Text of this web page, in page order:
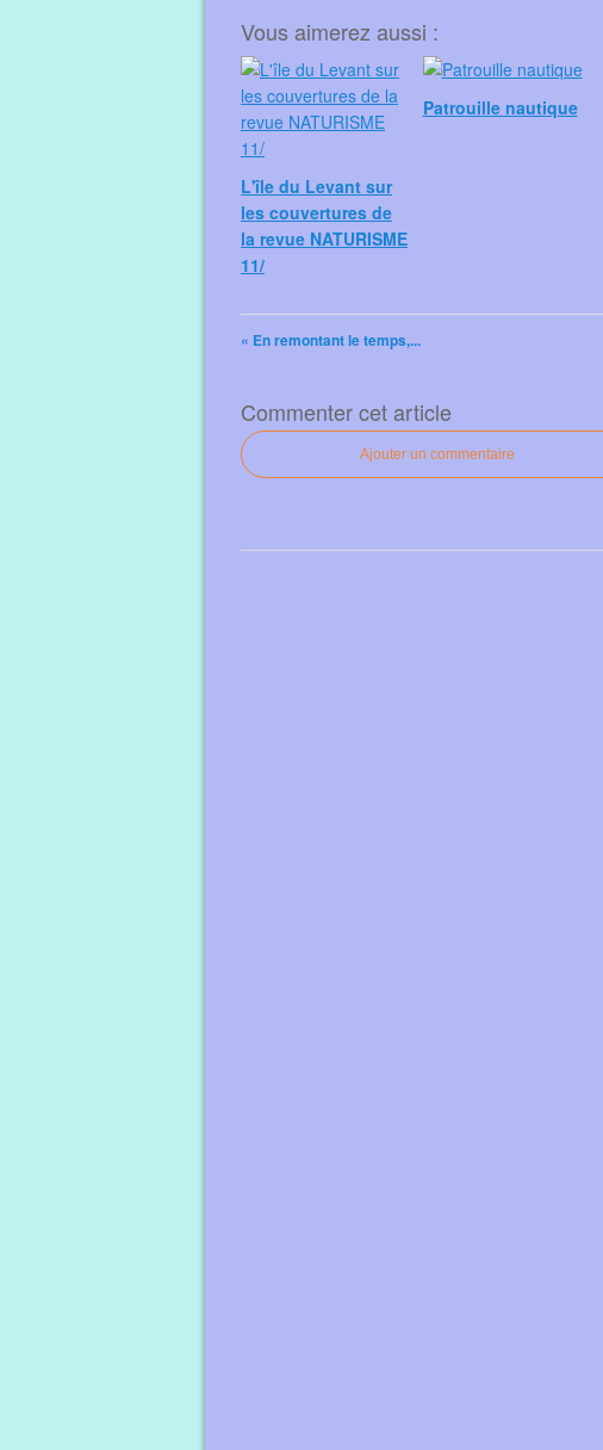
Vous aimerez aussi :
L'île du Levant sur
les couvertures de
la revue NATURISME
11/
Patrouille nautique
« En remontant le temps,...
Commenter cet article
Ajouter un commentaire